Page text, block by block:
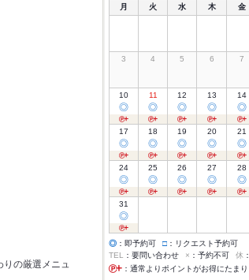
りの厳選メニュ
月 火 水 木 金
3 4 5 6 7
10
◎
11
◎
12
◎
13
◎
14
◎
17
◎
18
◎
19
◎
20
◎
21
◎
24
◎
25
◎
26
◎
27
◎
28
◎
31
◎
◎ ：即予約可 □ ：リクエスト予約可
TEL
：要問い合わせ × ：予約不可 休
：通常よりポイントがお得にたま